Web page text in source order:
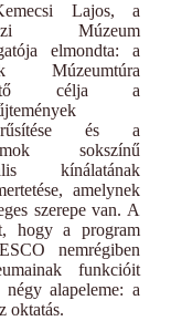
Lajos, a
Múzeum
elmondta: a
Múzeumtúra
célja a
és a
sokszínű
kínálatának
amelynek
szerepe van. A
hogy a program
nemrégiben
funkcióit
négy alapeleme: a
oktatás.